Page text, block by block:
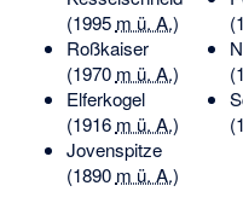
(1995 m ü. A.)
Roßkaiser
(1970 m ü. A.)
Elferkogel
(1916 m ü. A.)
Jovenspitze
(1890 m ü. A.)
(
(
(